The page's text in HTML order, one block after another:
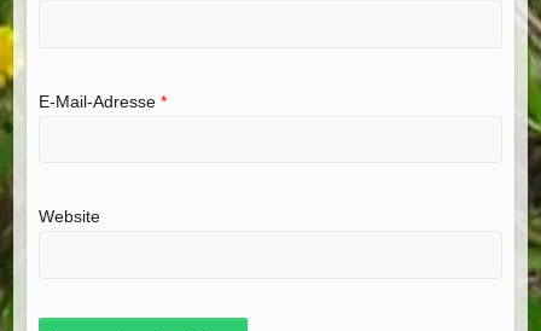
E-Mail-Adresse *
Website